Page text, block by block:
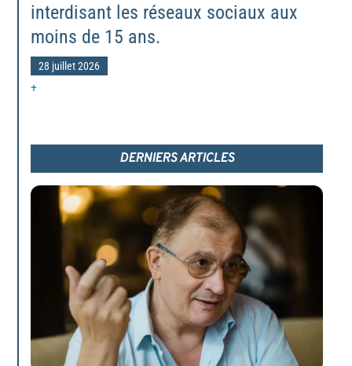
interdisant les réseaux sociaux aux
moins de 15 ans.
28 juillet 2026
+
DERNIERS ARTICLES